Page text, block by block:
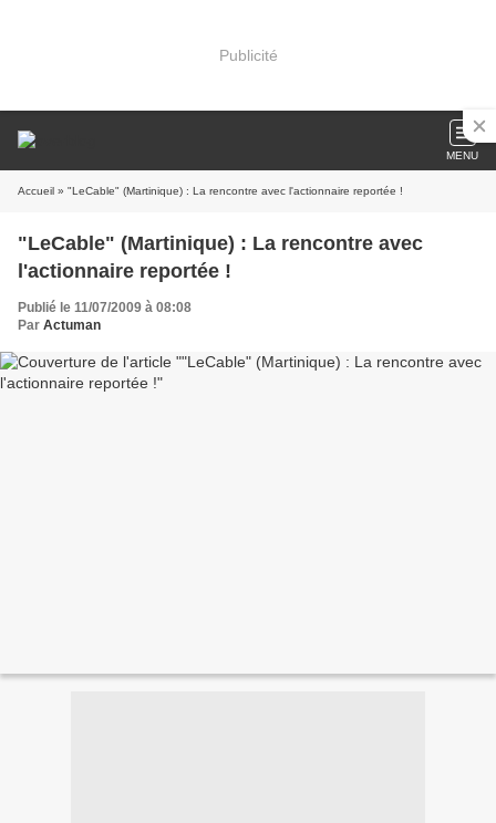
Publicité
MENU
Accueil » "LeCable" (Martinique) : La rencontre avec l'actionnaire reportée !
"LeCable" (Martinique) : La rencontre avec
l'actionnaire reportée !
Publié le 11/07/2009 à 08:08
Par Actuman